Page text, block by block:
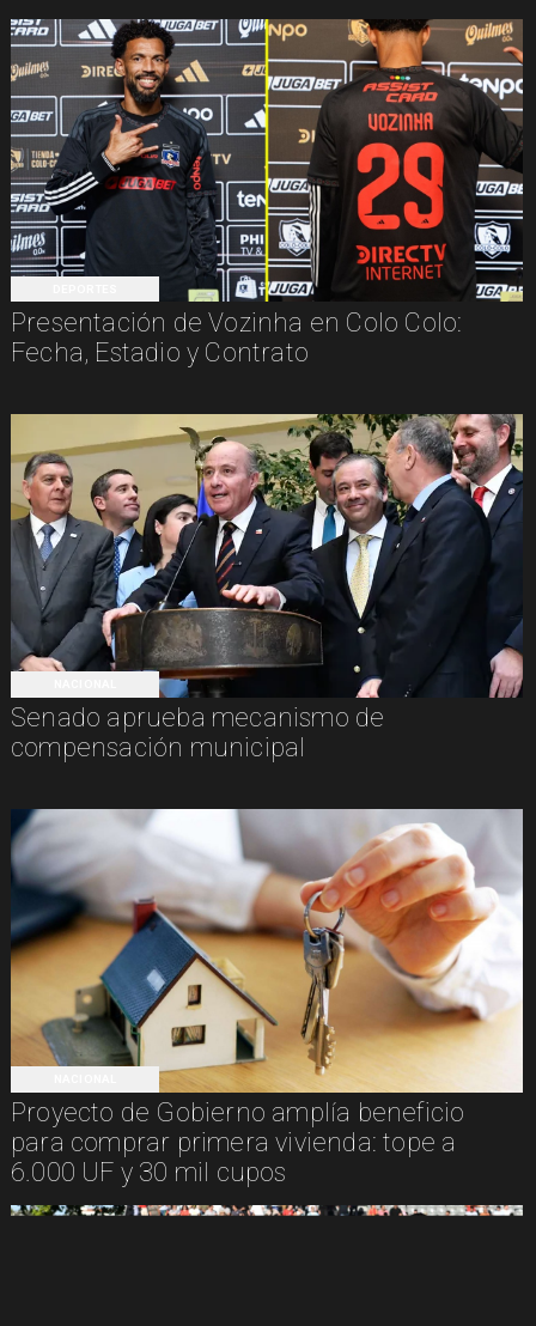
Presentación de Vozinha en Colo Colo:
Fecha, Estadio y Contrato
Senado aprueba mecanismo de
compensación municipal
Proyecto de Gobierno amplía beneficio
para comprar primera vivienda: tope a
6.000 UF y 30 mil cupos